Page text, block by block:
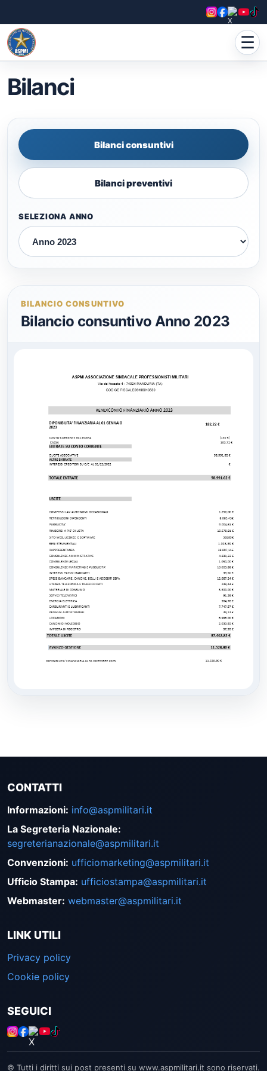
☰
Bilanci
Bilanci consuntivi
Bilanci preventivi
SELEZIONA ANNO
BILANCIO CONSUNTIVO
Bilancio consuntivo Anno 2023
CONTATTI
Informazioni: info@aspmilitari.it
La Segreteria Nazionale:
segreterianazionale@aspmilitari.it
Convenzioni: ufficiomarketing@aspmilitari.it
Ufficio Stampa: ufficiostampa@aspmilitari.it
Webmaster: webmaster@aspmilitari.it
LINK UTILI
Privacy policy
Cookie policy
SEGUICI
© Tutti i diritti sui post presenti su www.aspmilitari.it sono riservati.